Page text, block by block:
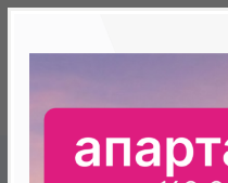
Скидки на